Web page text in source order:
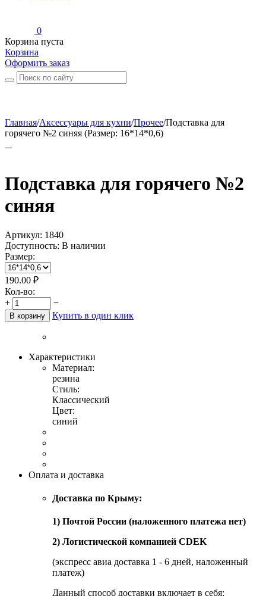
0
Корзина пуста
Корзина
Оформить заказ
Главная/Аксессуары для кухни/Прочее/Подставка для
горячего №2 синяя (Размер: 16*14*0,6)
Подставка для горячего №2
синяя
Артикул: 1840
Доступность: В наличии
Размер:
190.00 ₽
Кол-во:
+
−
В корзину Купить в один клик
Характеристики
Материал:
резина
Стиль:
Классический
Цвет:
синий
Оплата и доставка
Доставка по Крыму:
1) Почтой России (наложенного платежа нет)
2) Логистической компанией CDEK
(экспресс авиа доставка 1 - 6 дней, наложенный
платеж)
Данный способ доставки включает в себя: